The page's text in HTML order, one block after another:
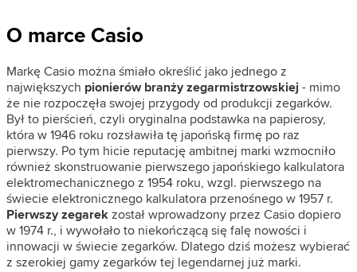
O marce Casio
Markę Casio można śmiało określić jako jednego z
największych pionierów branży zegarmistrzowskiej- mimo
że nie rozpoczęła swojej przygody od produkcji zegarków.
Był to pierścień, czyli oryginalna podstawka na papierosy,
która w 1946 roku rozsławiła tę japońską firmę po raz
pierwszy. Po tym hicie reputację ambitnej marki wzmocniło
również skonstruowanie pierwszego japońskiego kalkulatora
elektromechanicznego z 1954 roku, wzgl. pierwszego na
świecie elektronicznego kalkulatora przenośnego w 1957 r.
Pierwszy zegarekzostał wprowadzony przez Casio dopiero
w 1974 r., i wywołało to niekończącą się falę nowości i
innowacji w świecie zegarków. Dlatego dziś możesz wybierać
z szerokiej gamy zegarków tej legendarnej już marki.